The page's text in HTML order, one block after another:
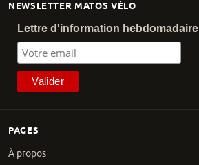
PAGES
À propos
NEWSLETTER MATOS VÉLO
Lettre d'information hebdomadaire